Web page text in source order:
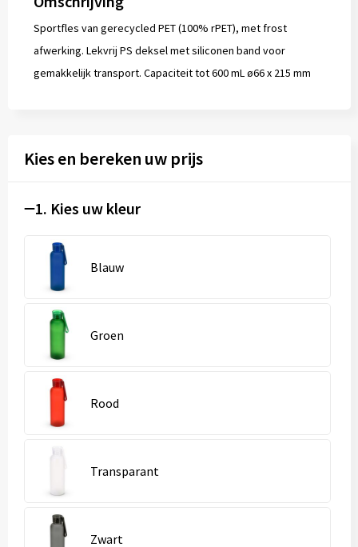
Sportfles van gerecycled PET (100% rPET), met frost
afwerking. Lekvrij PS deksel met siliconen band voor
gemakkelijk transport. Capaciteit tot 600 mL ø66 x 215 mm
Kies en bereken uw prijs
1. Kies uw kleur
Blauw
Groen
Rood
Transparant
Zwart